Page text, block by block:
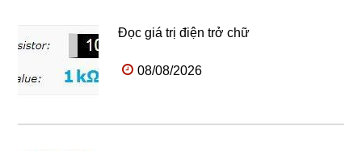
Đọc giá trị điện trở chữ
08/08/2026